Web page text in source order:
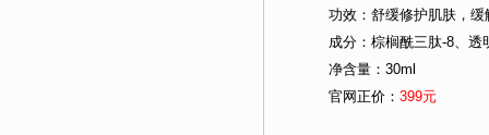
功效：舒缓修护肌肤，
成分：棕榈酰三肽-8、
净含量：30ml
官网正价： 399元